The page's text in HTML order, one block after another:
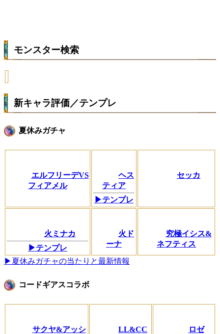
モンスター検索
新キャラ評価／テンプレ
夏休みガチャ
エルフリーデVS
フィアメル
ヘス
ティア
▶テンプレ
セッカ
火ミナカ
▶テンプレ
火ド
ーナ
究極イシス&
ネフティス
▶夏休みガチャの当たりと最新情報
コードギアスコラボ
サクヤ&アッシ
LL&CC
ロゼ